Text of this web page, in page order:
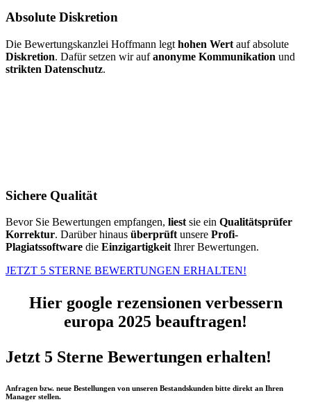
Absolute Diskretion
Die Bewertungskanzlei Hoffmann legt hohen Wert auf absolute
Diskretion. Dafür setzen wir aufanonyme Kommunikation und
strikten Datenschutz.
Sichere Qualität
Bevor Sie Bewertungen empfangen, liest sie ein Qualitätsprüfer
Korrektur. Darüber hinaus überprüft unsere Profi-
Plagiatssoftware die Einzigartigkeit Ihrer Bewertungen.
JETZT 5 STERNE BEWERTUNGEN ERHALTEN!
Hier google rezensionen verbessern
europa 2025 beauftragen!
Jetzt 5 Sterne Bewertungen erhalten!
Anfragen bzw. neue Bestellungen von unseren Bestandskunden bitte direkt an Ihren
Manager stellen.